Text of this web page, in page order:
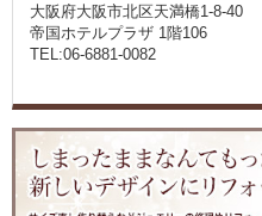
大阪府大阪市北区天満橋1-8-40
帝国ホテルプラザ 1階106
TEL:06-6881-0082